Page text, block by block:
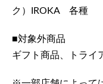
ク）IROKA 各種
■対象外商品
ギフト商品、トライ